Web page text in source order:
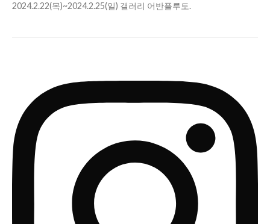
2024.2.22(목)~2024.2.25(일) 갤러리 어반플루토.